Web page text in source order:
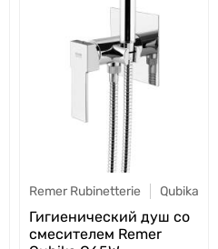
Remer Rubinetterie Qubika
Гигиенический душ со
смесителем Remer